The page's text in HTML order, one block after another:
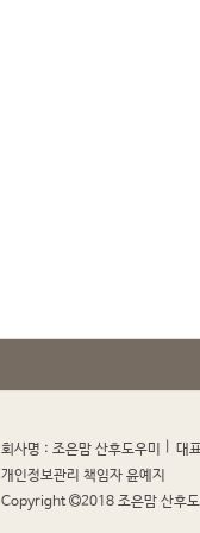
회사명 : 조은맘 산후도우미 대
개인정보관리 책임자 윤예지
Copyright
2018 조은맘 산후